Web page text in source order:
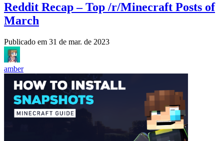
Reddit Recap – Top /r/Minecraft Posts of
March
Publicado em 31 de mar. de 2023
amber